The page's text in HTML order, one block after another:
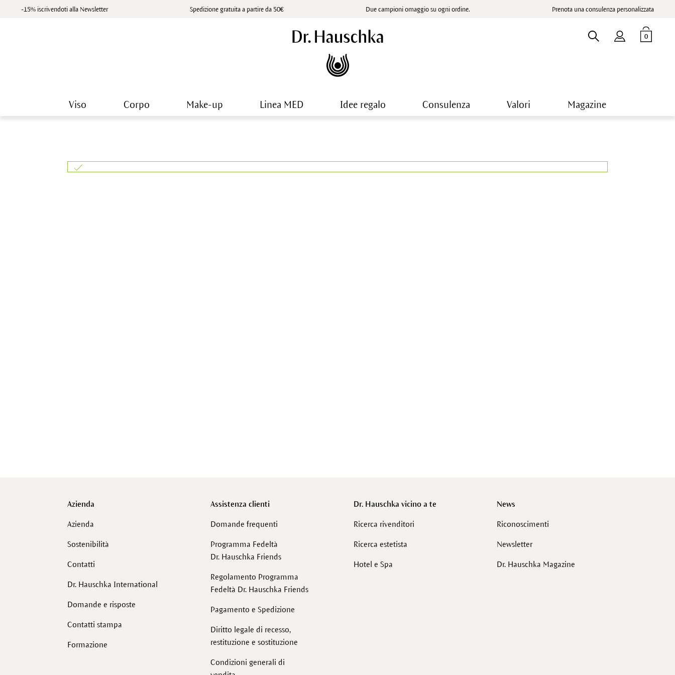
-15% iscrivendoti alla Newsletter Spedizione gratuita a partire da 50€ Due campioni omaggio su ogni ordine. Prenota una consulenza personalizzata
0
Viso Corpo Make-up Linea MED Idee regalo Consulenza Valori Magazine
Azienda
Azienda
Sostenibilità
Contatti
Dr. Hauschka International
Domande e risposte
Contatti stampa
Formazione
Assistenza clienti
Domande frequenti
Programma Fedeltà
Dr. Hauschka Friends
Regolamento Programma
Fedeltà Dr. Hauschka Friends
Pagamento e Spedizione
Diritto legale di recesso,
restituzione e sostituzione
Condizioni generali di
Dr. Hauschka vicino a te
Ricerca rivenditori
Ricerca estetista
Hotel e Spa
News
Riconoscimenti
Newsletter
Dr. Hauschka Magazine